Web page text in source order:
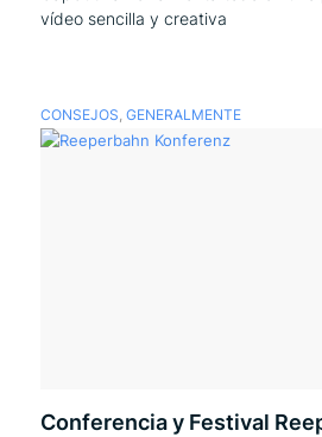
vídeo sencilla y creativa
CONSEJOS, GENERALMENTE
Conferencia y Festival